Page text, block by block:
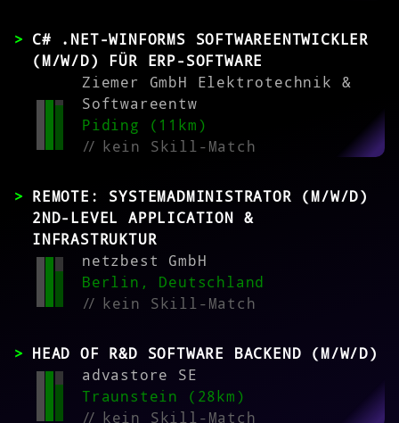
C# .NET-WINFORMS SOFTWAREENTWICKLER
(M/W/D) FÜR ERP-SOFTWARE
Ziemer GmbH Elektrotechnik &
Softwareentw
Piding (11km)
//kein Skill-Match
REMOTE: SYSTEMADMINISTRATOR (M/W/D)
2ND-LEVEL APPLICATION &
INFRASTRUKTUR
netzbest GmbH
Berlin, Deutschland
//kein Skill-Match
HEAD OF R&D SOFTWARE BACKEND (M/W/D)
advastore SE
Traunstein (28km)
//kein Skill-Match